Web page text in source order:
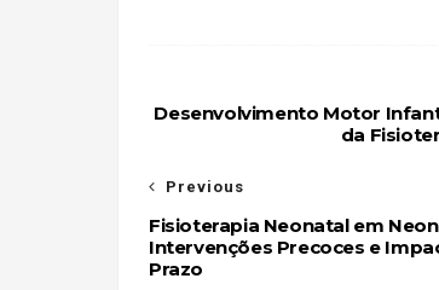
Desenvolvimento Motor
da
Previous
Fisioterapia Neonatal em
Intervenções Precoces e
Prazo